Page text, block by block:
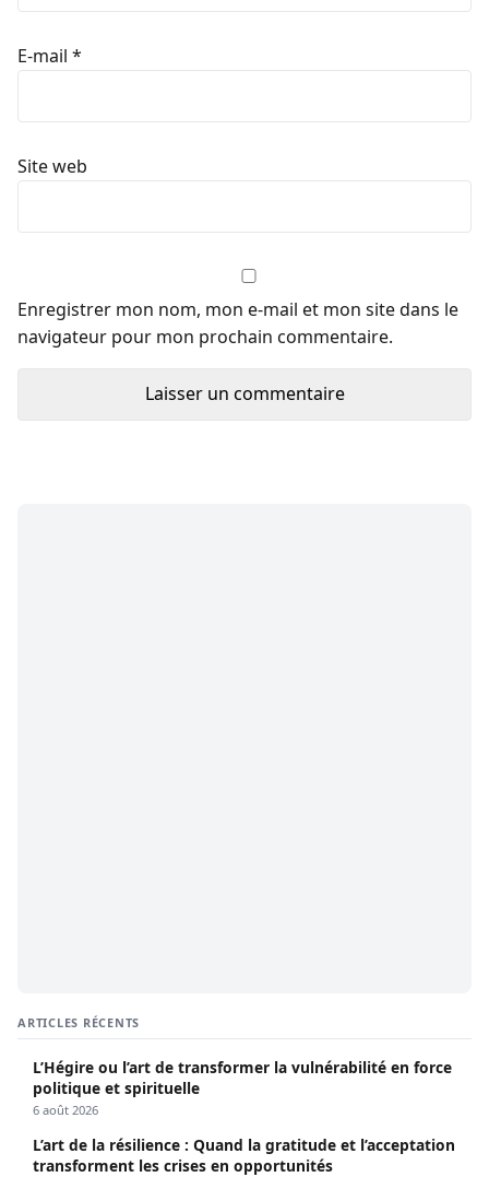
E-mail *
Site web
Enregistrer mon nom, mon e-mail et mon site dans le
navigateur pour mon prochain commentaire.
ARTICLES RÉCENTS
L’Hégire ou l’art de transformer la vulnérabilité en force
politique et spirituelle
6 août 2026
L’art de la résilience : Quand la gratitude et l’acceptation
transforment les crises en opportunités